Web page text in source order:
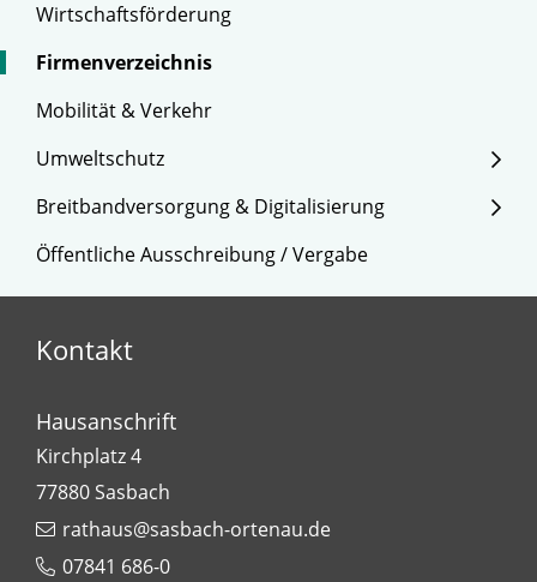
Wirtschaftsförderung
Firmenverzeichnis
Mobilität & Verkehr
Umweltschutz
Breitbandversorgung & Digitalisierung
Öffentliche Ausschreibung / Vergabe
Kontakt
Hausanschrift
Kirchplatz 4
77880Sasbach
rathaus@sasbach-ortenau.de
07841 686-0